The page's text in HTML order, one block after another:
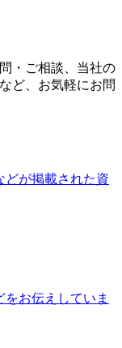
・ご相談、当社の
ど、お気軽にお問
どが掲載された資
お伝えしていま